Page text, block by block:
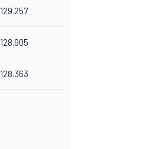
129.257
128.905
128.363